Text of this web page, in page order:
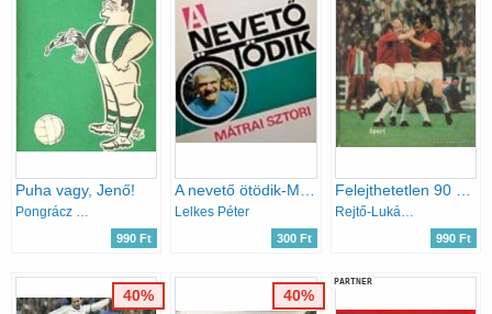
Puha vagy, Jenő!
990 Ft
Lelkes Péter
300 Ft 990 Ft
40% 40%
PARTNER